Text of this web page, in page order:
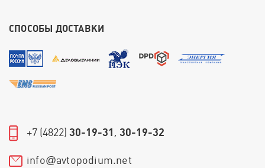
СПОСОБЫ ДОСТАВКИ
+7 (4822) 30-19-31, 30-19-32
info@avtopodium.net